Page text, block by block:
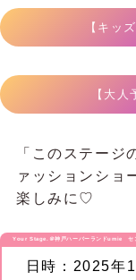
【キッ
【大
「このステージ
ァッションショ
楽しみに♡
Your Stage.＠神戸ハーバーランドumie セ
日時：2025